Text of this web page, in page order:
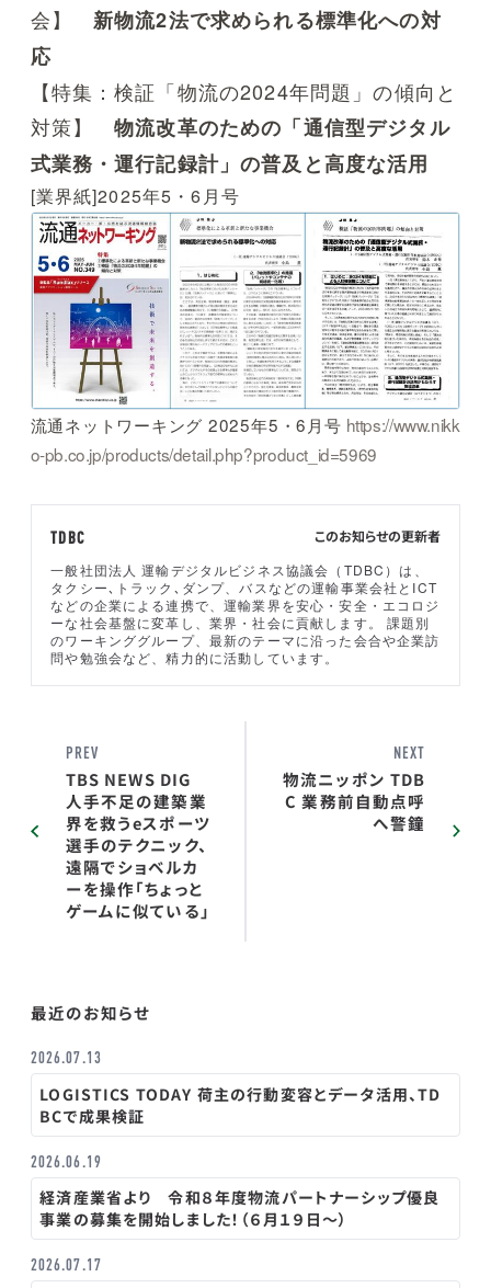
会】 新物流2法で求められる標準化への対
応
【特集：検証「物流の2024年問題」の傾向と
対策】物流改革のための「通信型デジタル
式業務・運行記録計」の普及と高度な活用
[業界紙]2025年5・6月号
流通ネットワーキング 2025年5・6月号 https://www.nikk
o-pb.co.jp/products/detail.php?product_id=5969
このお知らせの更新者
TDBC
一般社団法人 運輸デジタルビジネス協議会（TDBC）は、
タクシー､トラック､ダンプ、バスなどの運輸事業会社とICT
などの企業による連携で、運輸業界を安心・安全・エコロジ
ーな社会基盤に変革し、業界・社会に貢献します。 課題別
のワーキンググループ、最新のテーマに沿った会合や企業訪
問や勉強会など、精力的に活動しています。
PREV
TBS NEWS DIG
人手不足の建築業
界を救うeスポーツ
選手のテクニック、
遠隔でショベルカ
ーを操作「ちょっと
ゲームに似ている」
NEXT
物流ニッポン TDB
C 業務前自動点呼
へ警鐘
最近のお知らせ
2026.07.13
LOGISTICS TODAY 荷主の行動変容とデータ活用、TD
BCで成果検証
2026.06.19
経済産業省より 令和８年度物流パートナーシップ優良
事業の募集を開始しました！（６月１９日～）
2026.07.17